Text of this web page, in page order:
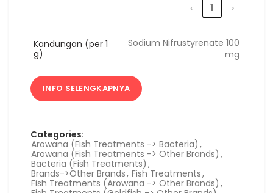
‹ 1 ›
Kandungan (per 1
g)
Sodium Nifrustyrenate 100
mg
INFO SELENGKAPNYA
Categories:
Arowana (Fish Treatments -> Bacteria) ,
Arowana (Fish Treatments -> Other Brands) ,
Bacteria (Fish Treatments) ,
Brands->Other Brands, Fish Treatments,
Fish Treatments (Arowana -> Other Brands) ,